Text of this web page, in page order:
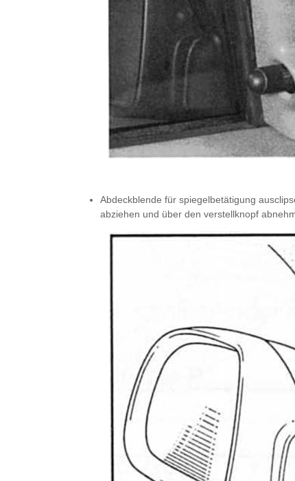
Abdeckblende für spiegelbetätigung
abziehen und über den verstellknopf